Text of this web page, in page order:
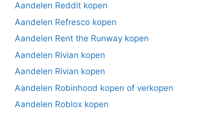
Aandelen Reddit kopen
Aandelen Refresco kopen
Aandelen Rent the Runway kopen
Aandelen Rivian kopen
Aandelen Rivian kopen
Aandelen Robinhood kopen of verkopen
Aandelen Roblox kopen